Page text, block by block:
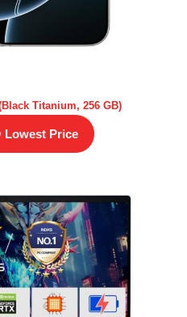
Titanium, 256 GB)
Lowest Price